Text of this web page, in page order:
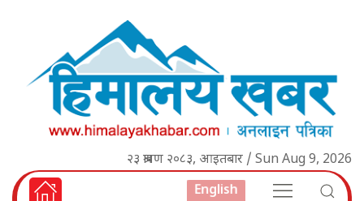
२३ श्रावण २०८३, आइतबार / Sun Aug 9, 2026
English